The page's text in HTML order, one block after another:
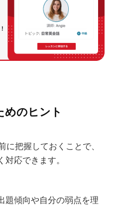
めのヒント
に把握しておくことで、
応できます。
題傾向や自分の弱点を理